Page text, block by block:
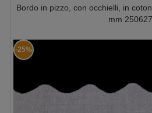
Bordo in pizzo, con occhielli, in
mm 250627
-25%